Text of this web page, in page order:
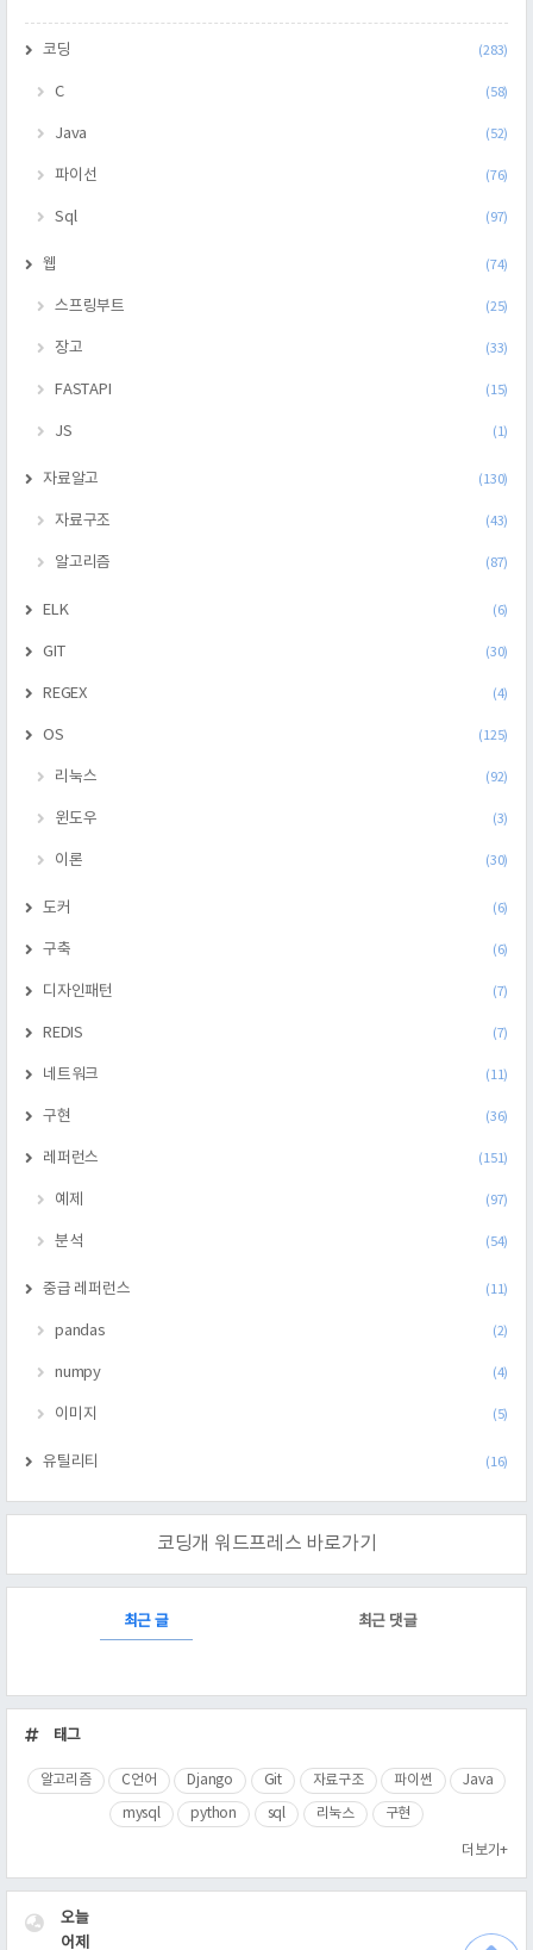
코딩 (283)
C (58)
Java (52)
파이선 (76)
Sql (97)
웹 (74)
스프링부트 (25)
장고 (33)
FASTAPI (15)
JS (1)
자료알고 (130)
자료구조 (43)
알고리즘 (87)
ELK (6)
GIT (30)
REGEX (4)
OS (125)
리눅스 (92)
윈도우 (3)
이론 (30)
도커 (6)
구축 (6)
디자인패턴 (7)
REDIS (7)
네트워크 (11)
구현 (36)
레퍼런스 (151)
예제 (97)
분석 (54)
중급 레퍼런스 (11)
pandas (2)
numpy (4)
이미지 (5)
유틸리티 (16)
코딩개 워드프레스 바로가기
최근 글 최근 댓글
근
글
태그
알고리즘 C언어 Django Git 자료구조 파이썬 Java
mysql python sql 리눅스 구현
더보기+
VISITOR오늘
어제